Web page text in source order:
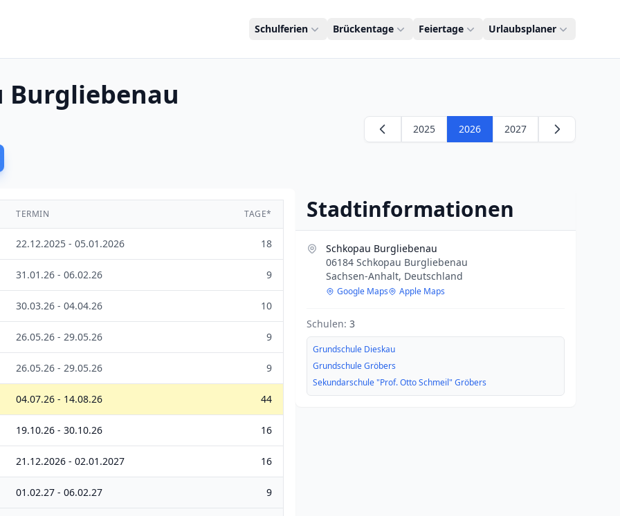
Schulferien Brückentage Feiertage Urlaubsplaner
Burgliebenau
2025 2026 2027
TERMIN TAGE*
22.12.2025 - 05.01.2026 18
31.01.26 - 06.02.26 9
30.03.26 - 04.04.26 10
26.05.26 - 29.05.26 9
26.05.26 - 29.05.26 9
04.07.26 - 14.08.26 44
19.10.26 - 30.10.26 16
21.12.2026 - 02.01.2027 16
01.02.27 - 06.02.27 9
Stadtinformationen
Schkopau Burgliebenau
06184 Schkopau Burgliebenau
Sachsen-Anhalt, Deutschland
Google Maps Apple Maps
Schulen: 3
Grundschule Dieskau
Grundschule Gröbers
Sekundarschule "Prof. Otto Schmeil" Gröbers